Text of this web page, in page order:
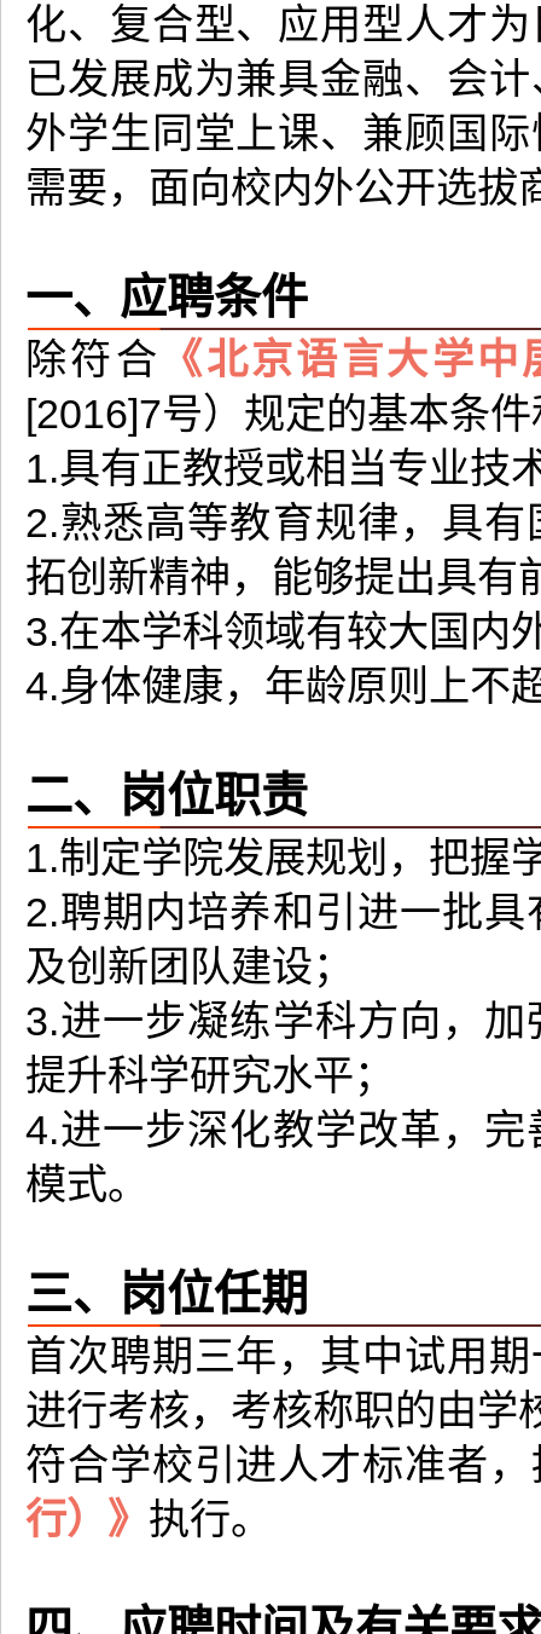
化、复合型、应用型人才
已发展成为兼具金融、会
外学生同堂上课、兼顾国
需要，面向校内外公开选拔
一、应聘条件
除符合 《北京语言大学
[2016]7号）规定的基本条
1.具有正教授或相当专业技
2.熟悉高等教育规律，具
拓创新精神，能够提出具有
3.在本学科领域有较大国内
4.身体健康，年龄原则上不
二、岗位职责
1.制定学院发展规划，把握
2.聘期内培养和引进一批
及创新团队建设；
3.进一步凝练学科方向，
提升科学研究水平；
4.进一步深化教学改革，
模式。
三、岗位任期
首次聘期三年，其中试用
进行考核，考核称职的由学
符合学校引进人才标准者
行）》 执行。